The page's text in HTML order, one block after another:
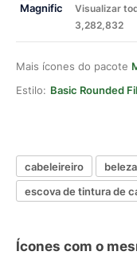
Visualizar
3,282,832
Mais ícones do pacote
Estilo: Basic Rounded
cabeleireiro beleza
escova de tintura de
Ícones com o